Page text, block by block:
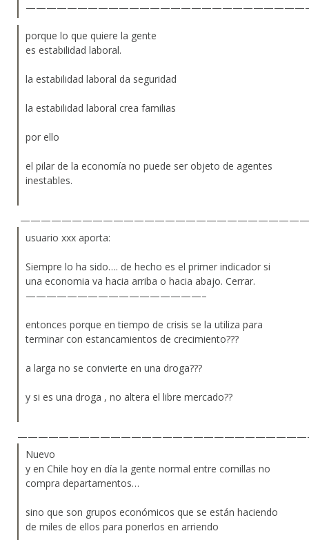
porque lo que quiere la gente
es estabilidad laboral.
la estabilidad laboral da seguridad
la estabilidad laboral crea familias
por ello
el pilar de la economía no puede ser objeto de agentes
inestables.
usuario xxx aporta:
Siempre lo ha sido…. de hecho es el primer indicador si
una economia va hacia arriba o hacia abajo. Cerrar.
—————————————————–
entonces porque en tiempo de crisis se la utiliza para
terminar con estancamientos de crecimiento???
a larga no se convierte en una droga???
y si es una droga , no altera el libre mercado??
Nuevo
y en Chile hoy en día la gente normal entre comillas no
compra departamentos…
sino que son grupos económicos que se están haciendo
de miles de ellos para ponerlos en arriendo